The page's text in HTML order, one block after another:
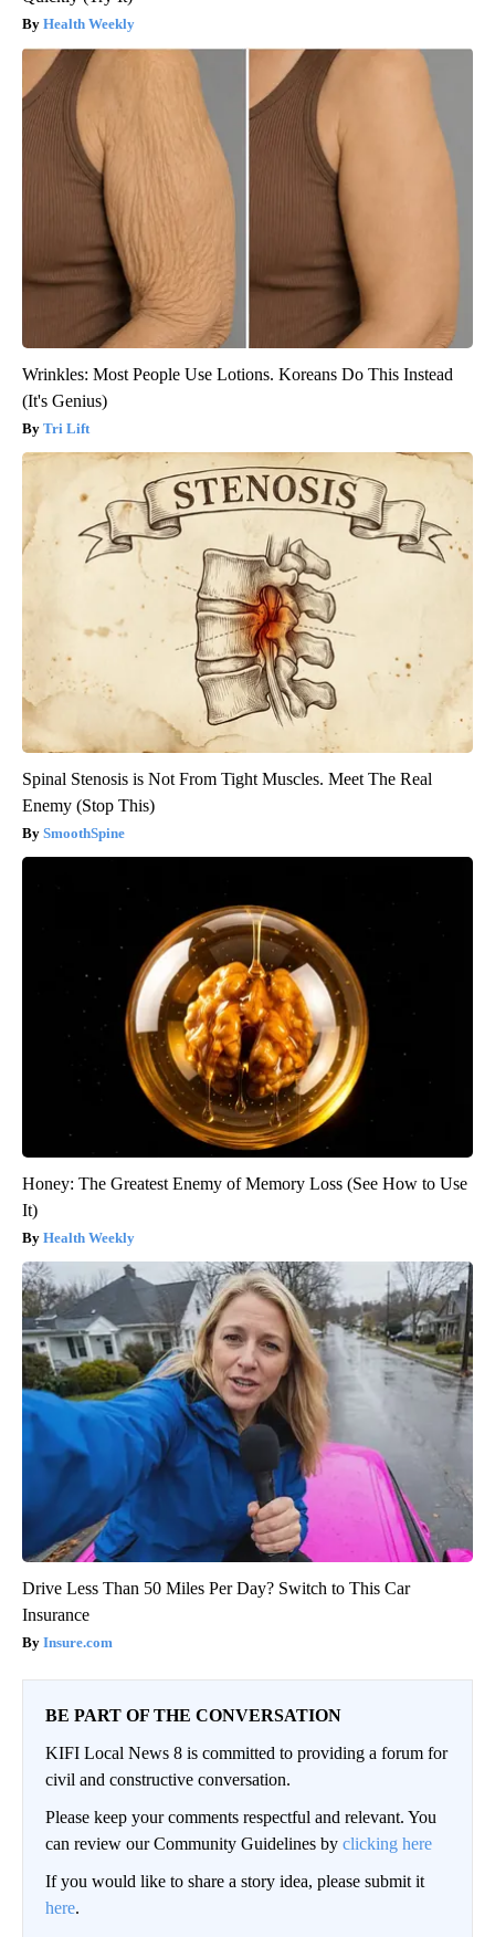
Health Weekly
Wrinkles: Most People Use Lotions. Koreans Do This Instead
(It's Genius)
Tri Lift
Spinal Stenosis is Not From Tight Muscles. Meet The Real
Enemy (Stop This)
SmoothSpine
Honey: The Greatest Enemy of Memory Loss (See How to Use
It)
Health Weekly
Drive Less Than 50 Miles Per Day? Switch to This Car
Insurance
Insure.com
BE PART OF THE CONVERSATION
KIFI Local News 8 is committed to providing a forum for
civil and constructive conversation.
Please keep your comments respectful and relevant. You
can review our Community Guidelines by clicking here
If you would like to share a story idea, please submit it
here.